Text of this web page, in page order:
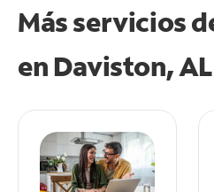
Más servicios
en Daviston, AL